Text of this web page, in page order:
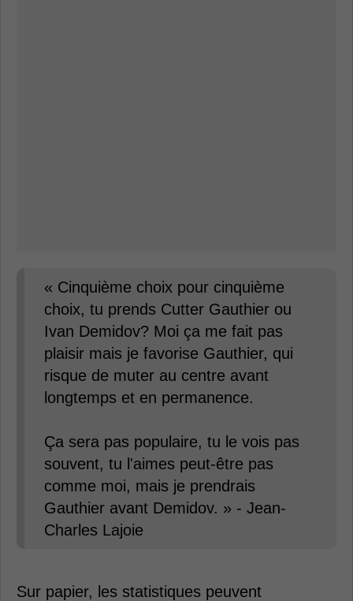
« Cinquième choix pour cinquième
choix, tu prends Cutter Gauthier ou
Ivan Demidov? Moi ça me fait pas
plaisir mais je favorise Gauthier, qui
risque de muter au centre avant
longtemps et en permanence.
Ça sera pas populaire, tu le vois pas
souvent, tu l'aimes peut-être pas
comme moi, mais je prendrais
Gauthier avant Demidov. » - Jean-
Charles Lajoie
Sur papier, les statistiques peuvent